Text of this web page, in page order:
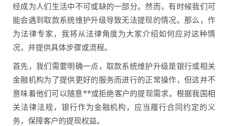
经成为人们生活中不可或缺的一部分。然而，有时候我们可
能会遇到取款系统维护升级导致无法提现的情况。那么，作
为法律专家，我将从法律角度为大家介绍如何应对这种情
况，并提供具体步骤或流程。
首先，我们需要明确一点，取款系统维护升级是银行或相关
金融机构为了提供更好的服务而进行的正常操作，但这并不
意味着他们可以随意**或拒绝客户的提现需求。根据我国相
关法律法规，银行作为金融机构，应当履行合同约定的义
务，保障客户的提现权益。